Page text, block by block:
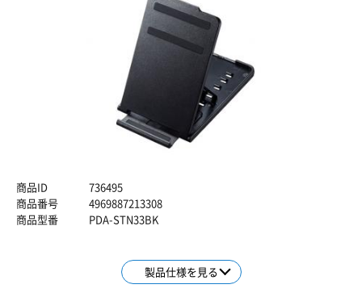
商品ID
736495
商品番号
4969887213308
商品型番
PDA-STN33BK
製品仕様を見る